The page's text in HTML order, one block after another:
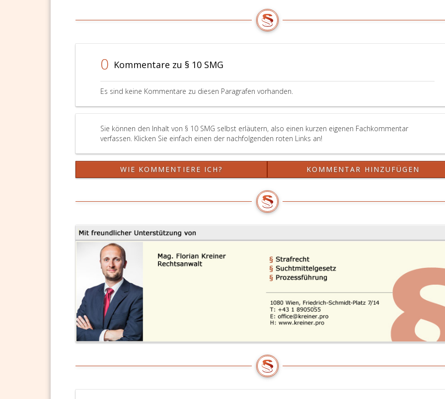
0 Kommentare zu § 10 SMG
Es sind keine Kommentare zu diesen Paragrafen vorhanden.
Sie können den Inhalt von § 10 SMG selbst erläutern, also einen kurzen eigenen Fachkommentar
verfassen. Klicken Sie einfach einen der nachfolgenden roten Links an!
WIE KOMMENTIERE ICH? KOMMENTAR HINZUFÜGEN